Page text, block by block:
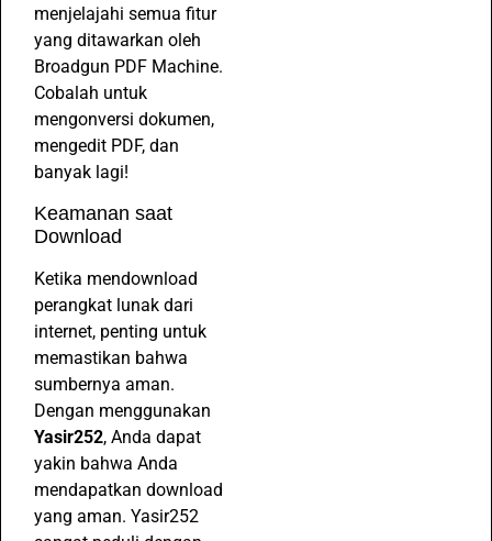
menjelajahi semua fitur
yang ditawarkan oleh
Broadgun PDF Machine.
Cobalah untuk
mengonversi dokumen,
mengedit PDF, dan
banyak lagi!
Keamanan saat
Download
Ketika mendownload
perangkat lunak dari
internet, penting untuk
memastikan bahwa
sumbernya aman.
Dengan menggunakan
Yasir252, Anda dapat
yakin bahwa Anda
mendapatkan download
yang aman. Yasir252